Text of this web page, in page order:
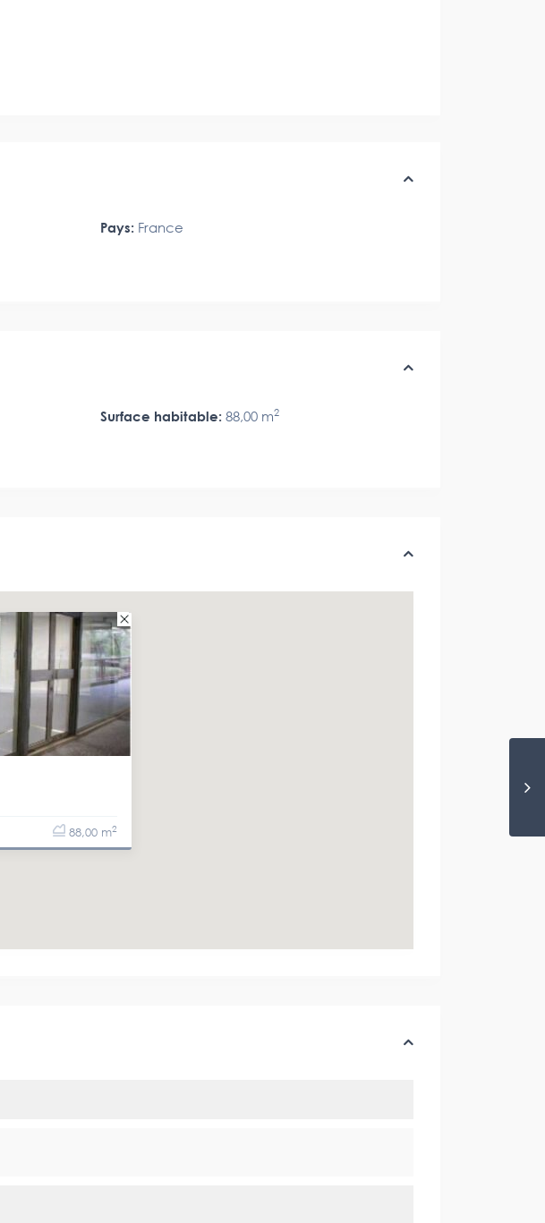
Pays: France
Surface habitable: 88,00 m2
88,00 m2